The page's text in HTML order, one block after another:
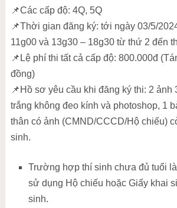
📌Các cấp độ: 4Q, 5Q
📌Thời gian đăng ký: tới ngày 03/5/
11g00 và 13g30 – 18g30 từ thứ 2 đến
📌Lệ phí thi tất cả cấp độ: 800.000đ
đồng)
📌Hồ sơ yêu cầu khi đăng ký thi: 2 ảnh
trắng không đeo kính và photoshop, 1
thân có ảnh (CMND/CCCD/Hộ chiếu)
sinh.
Trường hợp thí sinh chưa đủ tuổi
sử dụng Hộ chiếu hoặc Giấy khai
sinh.